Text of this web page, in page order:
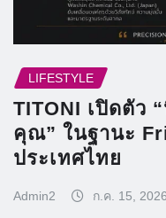
LIFESTYLE
TITONI เปิดตัว
คุณ” ในฐานะ
ประเทศไทย
Admin2 ก.ค. 15, 2026